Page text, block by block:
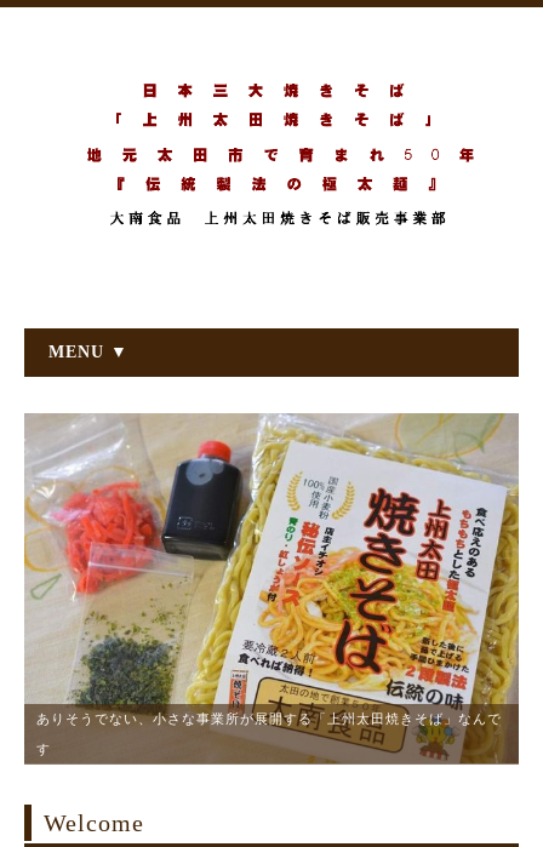
MENU ▼
ありそうでない、小さな事業所が展開する「上州太田焼きそば」なんで
す
Welcome